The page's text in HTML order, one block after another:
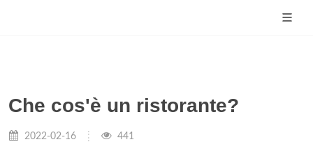
Che cos'è un ristorante?
2022-02-16 441